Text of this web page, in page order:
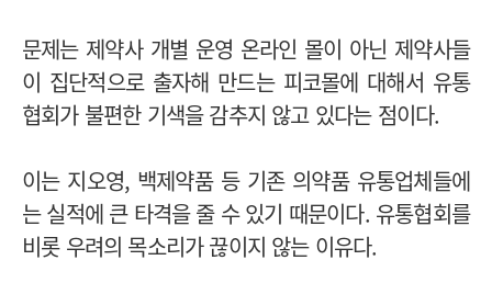
문제는 제약사 개별 운영 온라인 몰이 아닌 제약사들
이 집단적으로 출자해 만드는 피코몰에 대해서 유통
협회가 불편한 기색을 감추지 않고 있다는 점이다.
이는 지오영, 백제약품 등 기존 의약품 유통업체들에
는 실적에 큰 타격을 줄 수 있기 때문이다. 유통협회를
비롯 우려의 목소리가 끊이지 않는 이유다.